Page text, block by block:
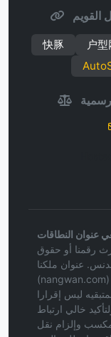
القويم
快豚 户型
رقمنا أو حقوق
عنوان ملكنا
(nangwan.com) معروض للتو للعموم نظر لاستبدال خطتنا
ليس إقرارا
خالي ارتباط
وإلزام نقل